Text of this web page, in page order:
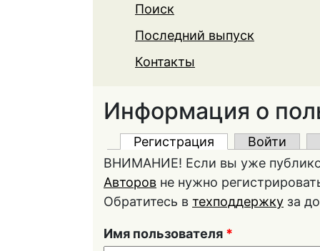
Поиск
Последний выпуск
Контакты
Информация о
Главные вкладки
Регистрация (активная
Войти
ВНИМАНИЕ! Если вы уже
Авторов не нужно
Обратитесь в техподдержку за
Имя пользователя *